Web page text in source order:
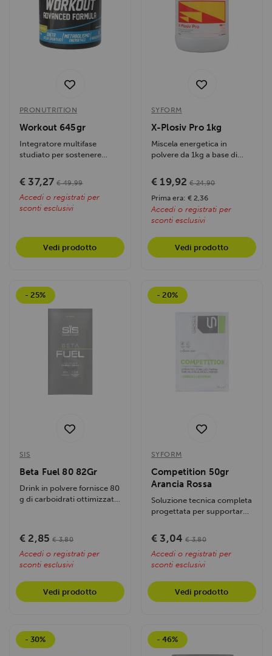
PRONUTRITION
Workout 645gr
Integratore multifase
studiato per sostenere
sessione...
€ 37,27 € 49,99
Accedi o registrati per
sconti esclusivi
Vedi prodotto
SYFORM
X-Plosiv Pro 1kg
Miscela energetica in
polvere da 1kg a base di
€ 19,92 € 24,90
Prima era: € 2,36
Accedi o registrati per
sconti esclusivi
Vedi prodotto
- 25%
SIS
Beta Fuel 80 82Gr
Drink in polvere fornisce 80
g di carboidrati ottimizzati
€ 2,85 € 3,80
Accedi o registrati per
sconti esclusivi
Vedi prodotto
- 20%
SYFORM
Competition 50gr
Arancia Rossa
Soluzione tecnica completa
progettata per supportare
lunga...
€ 3,04 € 3,80
Accedi o registrati per
sconti esclusivi
Vedi prodotto
- 30% - 46%